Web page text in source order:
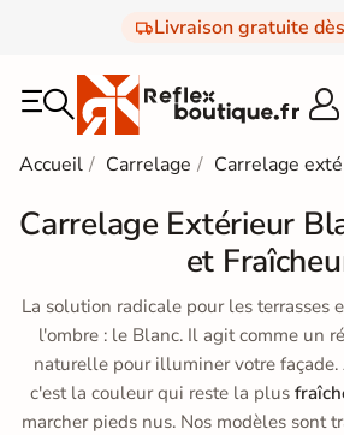
Livraison gratuite

Accueil Carrelage Carrelage
Carrelage Extérieur
et
La solution radicale pour les terrasses
l'ombre : le Blanc. Il agit comme un
naturelle pour illuminer votre
c'est la couleur qui reste la plus
marcher pieds nus. Nos modèles sont